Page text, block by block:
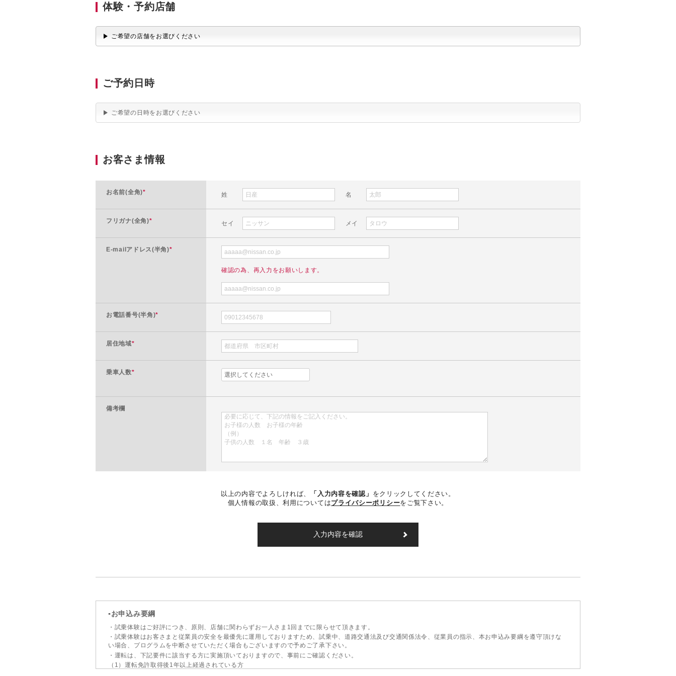
体験・予約店舗
ご希望の店舗をお選びください
ご予約日時
ご希望の日時をお選びください
お客さま情報
お名前(全角)* 姓 名
フリガナ(全角)* セイ メイ
E-mailアドレス(半角)*
確認の為、再入力をお願いします。
お電話番号(半角)*
居住地域*
乗車人数*
備考欄
以上の内容でよろしければ、 「入力内容を確認」 をクリックしてください。
個人情報の取扱、利用についてはプライバシーポリシーをご覧下さい。
▪お申込み要綱
・試乗体験はご好評につき、原則、店舗に関わらずお一人さま1回までに限らせて頂きます。
・試乗体験はお客さまと従業員の安全を最優先に運用しておりますため、試乗中、道路交通法及び交通関係法令、従業員の指示、本お申込み要綱を遵守頂けな
い場合、プログラムを中断させていただく場合もございますので予めご了承下さい。
・運転は、下記要件に該当する方に実施頂いておりますので、事前にご確認ください。
（1）運転免許取得後1年以上経過されている方